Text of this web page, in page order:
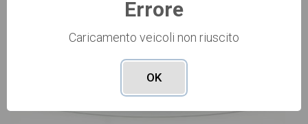
Vai alla scheda >>
Errore
Caricamento veicoli non riuscito
OK